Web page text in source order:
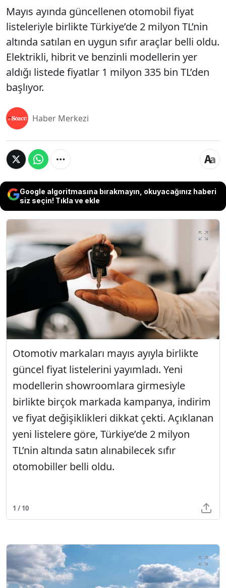
Mayıs ayında güncellenen otomobil fiyat
listeleriyle birlikte Türkiye’de 2 milyon TL’nin
altında satılan en uygun sıfır araçlar belli oldu.
Elektrikli, hibrit ve benzinli modellerin yer
aldığı listede fiyatlar 1 milyon 335 bin TL’den
başlıyor.
Haber Merkezi
Google algoritmasına bırakmayın, okuyacağınız haberi
siz seçin! Tıkla ve ekle
Otomotiv markaları mayıs ayıyla birlikte
güncel fiyat listelerini yayımladı. Yeni
modellerin showroomlara girmesiyle
birlikte birçok markada kampanya, indirim
ve fiyat değişiklikleri dikkat çekti. Açıklanan
yeni listelere göre, Türkiye’de 2 milyon
TL’nin altında satın alınabilecek sıfır
otomobiller belli oldu.
1 / 10